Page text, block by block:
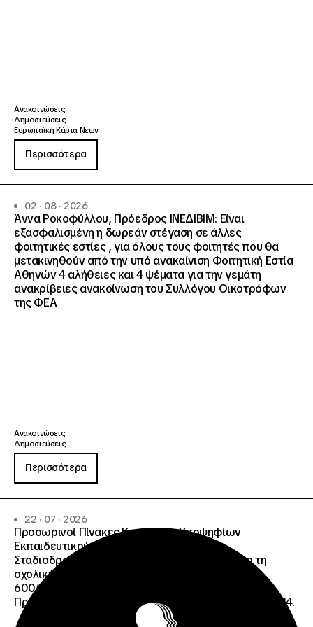
Ανακοινώσεις
Δημοσιεύσεις
Ευρωπαϊκή Κάρτα Νέων
Περισσότερα
02 · 08 · 2026
Άννα Ροκοφύλλου, Πρόεδρος ΙΝΕΔΙΒΙΜ: Είναι
εξασφαλισμένη η δωρεάν στέγαση σε άλλες
φοιτητικές εστίες , για όλους τους φοιτητές που θα
μετακινηθούν από την υπό ανακαίνιση Φοιτητική Εστία
Αθηνών 4 αλήθειες και 4 ψέματα για την γεμάτη
ανακρίβειες ανακοίνωση του Συλλόγου Οικοτρόφων
της ΦΕΑ
Ανακοινώσεις
Δημοσιεύσεις
Περισσότερα
22 · 07 · 2026
Προσωρινοί Πίνακες Κατάταξης Υποψηφίων
Εκπαιδευτικού Προσωπικού, Συμβούλων
Σταδιοδρομίας και Συμβούλων Ψυχολόγων για τη
σχολική περίοδο 2026-2027 της ΑΠ
600/2355/13042/08-05-2026 πρόσκλησης, της
Πράξης «Σχολεία Δεύτερης Ευκαιρίας», ΟΠΣ 6003234.